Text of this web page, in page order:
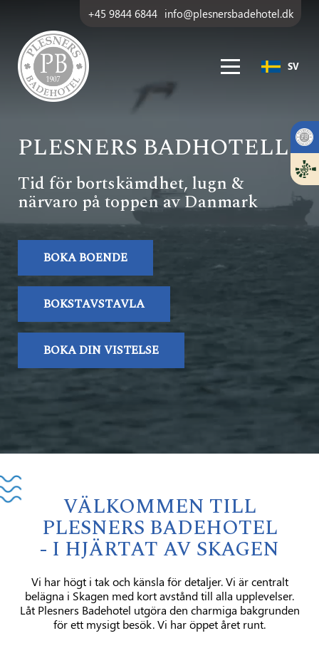
+45 9844 6844 info@plesnersbadehotel.dk
SV
PLESNERS BADHOTELL
Tid för bortskämdhet, lugn &
närvaro på toppen av Danmark
BOKA BOENDE
BOKSTAVSTAVLA
BOKA DIN VISTELSE
VÄLKOMMEN TILL
PLESNERS BADEHOTEL
- I HJÄRTAT AV SKAGEN
Vi har högt i tak och känsla för detaljer. Vi är centralt
belägna i Skagen med kort avstånd till alla upplevelser.
Låt Plesners Badehotel utgöra den charmiga bakgrunden
för ett mysigt besök. Vi har öppet året runt.